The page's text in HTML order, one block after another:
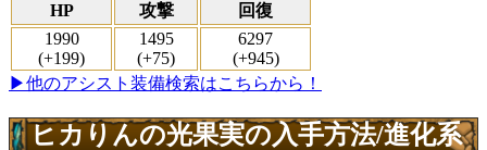
HP
攻撃
回復
1990
(+199)
1495
(+75)
6297
(+945)
▶他のアシスト装備検索はこちらから！
ヒカりんの光果実の入手方法/進化系